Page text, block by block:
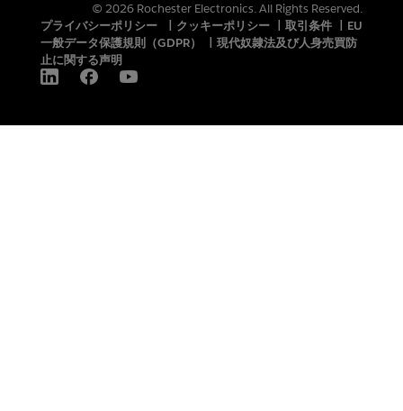
© 2026 Rochester Electronics. All Rights Reserved.
プライバシーポリシー
クッキーポリシー 取引条件
EU
一般データ保護規則（GDPR）
現代奴隷法及び人身売買防
止に関する声明